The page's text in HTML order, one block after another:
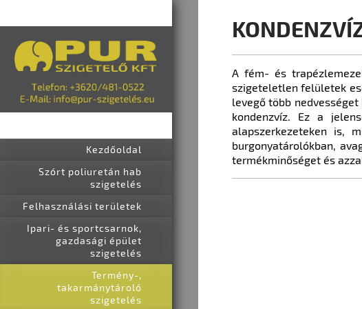
Kezdőoldal
Szórt poliuretán hab
szigetelés
Felhasználási területek
Ipari- és sportcsarnok,
gazdasági épület
szigetelés
Termény-,
takarmánytároló
szigetelés
A fém- és
szigeteletlen felületek
levegő több
kondenzvíz. Ez a
alapszerkezeteken is,
burgonyatárolókban,
termékminőséget és